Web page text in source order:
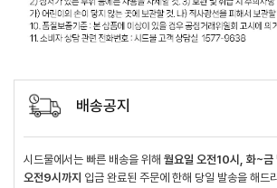
배송공지
시드물에서는 빠른 배송을 위해 월요일 오전10시, 화~금
오전9시까지 입금 완료된 주문에 한해 당일 발송을 해드